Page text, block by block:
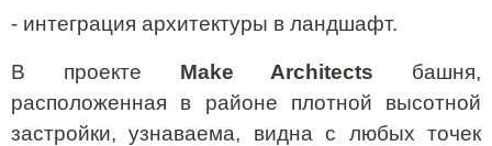
- интеграция архитектуры в ландшафт.
В проекте Make Architects
башня,
расположенная в районе плотной высотной
застройки, узнаваема, видна с любых точек